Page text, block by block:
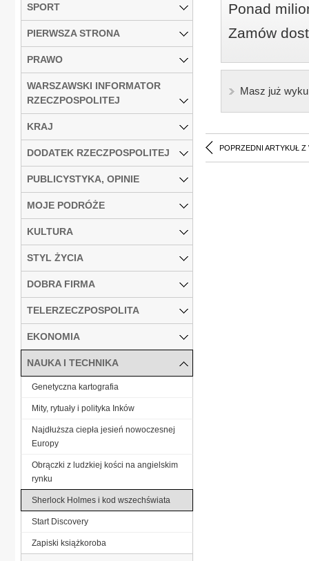
Ponad
Zamów
Masz już
POPRZEDNI ARTYKUŁ Z
SPORT
PIERWSZA STRONA
PRAWO
WARSZAWSKI INFORMATOR
RZECZPOSPOLITEJ
KRAJ
DODATEK RZECZPOSPOLITEJ
PUBLICYSTYKA, OPINIE
MOJE PODRÓŻE
KULTURA
STYL ŻYCIA
DOBRA FIRMA
TELERZECZPOSPOLITA
EKONOMIA
NAUKA I TECHNIKA
Genetyczna kartografia
Mity, rytuały i polityka Inków
Najdłuższa ciepła jesień nowoczesnej
Europy
Obrączki z ludzkiej kości na angielskim
rynku
Sherlock Holmes i kod wszechświata
Start Discovery
Zapiski książkoroba